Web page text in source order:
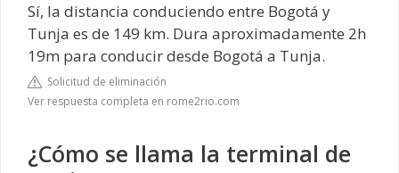
Sí, la distancia conduciendo entre Bogotá y
Tunja es de 149 km. Dura aproximadamente 2h
19m para conducir desde Bogotá a Tunja.
Solicitud de eliminación
Ver respuesta completa en rome2rio.com
¿Cómo se llama la terminal de